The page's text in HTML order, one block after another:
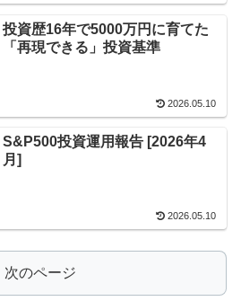
投資歴16年で5000万円に育てた
「再現できる」投資基準
2026.05.10
S&P500投資運用報告 [2026年4
月]
2026.05.10
次のページ